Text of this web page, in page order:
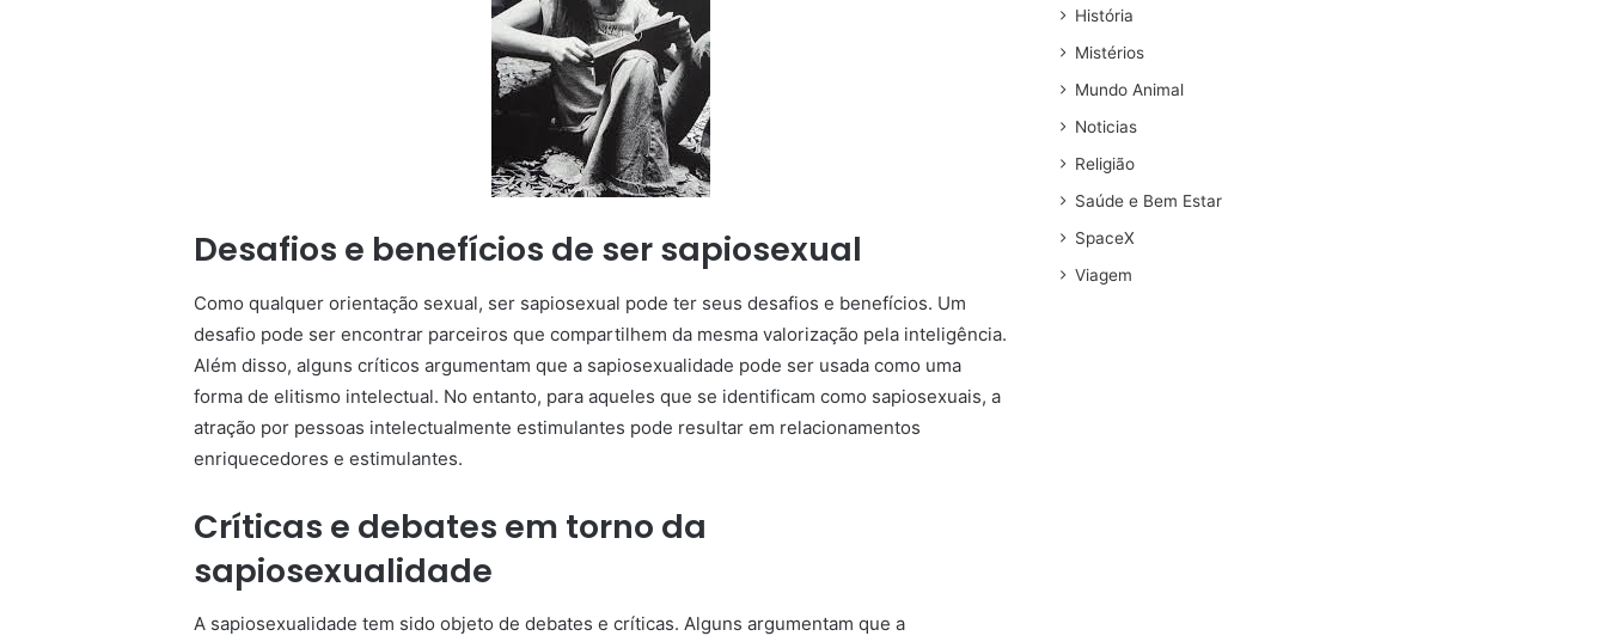
Desafios e benefícios de ser sapiosexual
Como qualquer orientação sexual, ser sapiosexual pode ter seus desafios e benefícios. Um
desafio pode ser encontrar parceiros que compartilhem da mesma valorização pela inteligência.
Além disso, alguns críticos argumentam que a sapiosexualidade pode ser usada como uma
forma de elitismo intelectual. No entanto, para aqueles que se identificam como sapiosexuais, a
atração por pessoas intelectualmente estimulantes pode resultar em relacionamentos
enriquecedores e estimulantes.
Críticas e debates em torno da
sapiosexualidade
A sapiosexualidade tem sido objeto de debates e críticas. Alguns argumentam que a
História
Mistérios
Mundo Animal
Noticias
Religião
Saúde e Bem Estar
SpaceX
Viagem